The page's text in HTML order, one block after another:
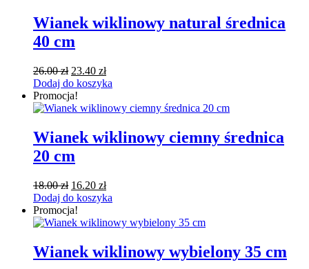
Wianek wiklinowy natural średnica
40 cm
26.00zł Pierwotna
cena
wynosiła:
26.00 zł.
23.40 złAktualna
cena
23.40 zł.
Dodaj do koszyka
Promocja!
Wianek wiklinowy ciemny średnica
20 cm
18.00zł Pierwotna
cena
wynosiła:
18.00 zł.
16.20 złAktualna
cena
16.20 zł.
Dodaj do koszyka
Promocja!
Wianek wiklinowy wybielony 35 cm